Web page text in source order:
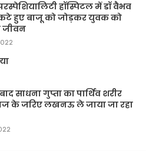
हॉस्पिटल में डॉ वैभव
हुए बाजू को जोड़कर युवक को
जीवन
साधना गुप्ता का पार्थिव शरीर
के जरिए लखनऊ ले जाया जा रहा